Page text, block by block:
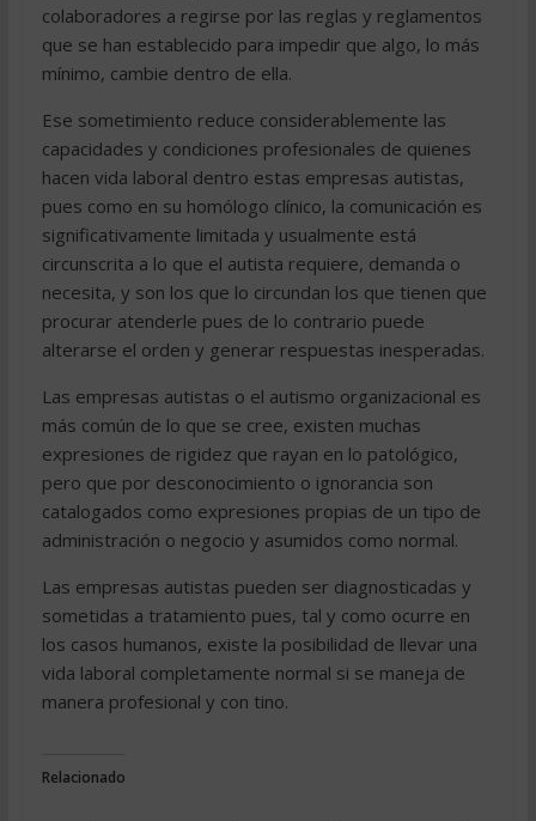
colaboradores a regirse por las reglas y reglamentos
que se han establecido para impedir que algo, lo más
mínimo, cambie dentro de ella.
Ese sometimiento reduce considerablemente las
capacidades y condiciones profesionales de quienes
hacen vida laboral dentro estas empresas autistas,
pues como en su homólogo clínico, la comunicación es
significativamente limitada y usualmente está
circunscrita a lo que el autista requiere, demanda o
necesita, y son los que lo circundan los que tienen que
procurar atenderle pues de lo contrario puede
alterarse el orden y generar respuestas inesperadas.
Las empresas autistas o el autismo organizacional es
más común de lo que se cree, existen muchas
expresiones de rigidez que rayan en lo patológico,
pero que por desconocimiento o ignorancia son
catalogados como expresiones propias de un tipo de
administración o negocio y asumidos como normal.
Las empresas autistas pueden ser diagnosticadas y
sometidas a tratamiento pues, tal y como ocurre en
los casos humanos, existe la posibilidad de llevar una
vida laboral completamente normal si se maneja de
manera profesional y con tino.
Relacionado